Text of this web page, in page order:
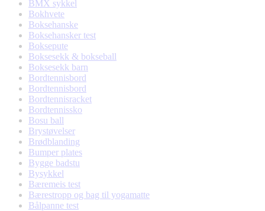
BMX sykkel
Bokhvete
Boksehanske
Boksehansker test
Boksepute
Boksesekk & bokseball
Boksesekk barn
Bordtennisbord
Bordtennisbord
Bordtennisracket
Bordtennissko
Bosu ball
Brystøvelser
Brødblanding
Bumper plates
Bygge badstu
Bysykkel
Bæremeis test
Bærestropp og bag til yogamatte
Bålpanne test